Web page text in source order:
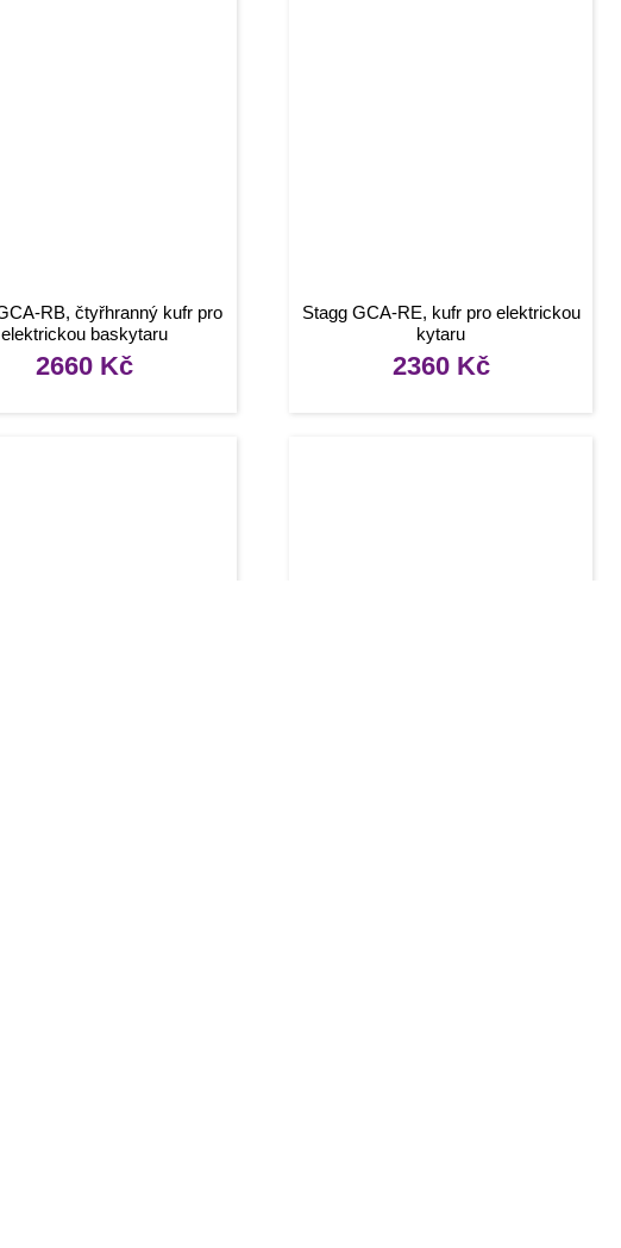
RB, čtyřhranný kufr pro
elektrickou baskytaru
2660 Kč
Stagg GCA-RE, kufr pro elektrickou
kytaru
2360 Kč